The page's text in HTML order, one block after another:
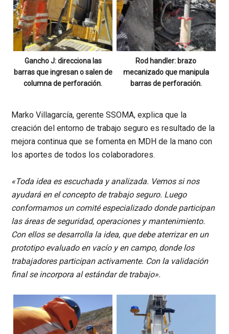
Gancho J: direcciona las
barras que ingresan o salen de
columna de perforación.
Rod handler: brazo
mecanizado que manipula
barras de perforación.
Marko Villagarcía, gerente SSOMA, explica que la
creación del entorno de trabajo seguro es resultado de la
mejora continua que se fomenta en MDH de la mano con
los aportes de todos los colaboradores.
«Toda idea es escuchada y analizada. Vemos si nos
ayudará en el concepto de trabajo seguro. Luego
conformamos un comité especializado donde participan
las áreas de seguridad, operaciones y mantenimiento.
Con ellos se desarrolla la idea, que debe aterrizar en un
prototipo evaluado en vacío y en campo, donde los
trabajadores participan activamente. Con la validación
final se incorpora al estándar de trabajo».